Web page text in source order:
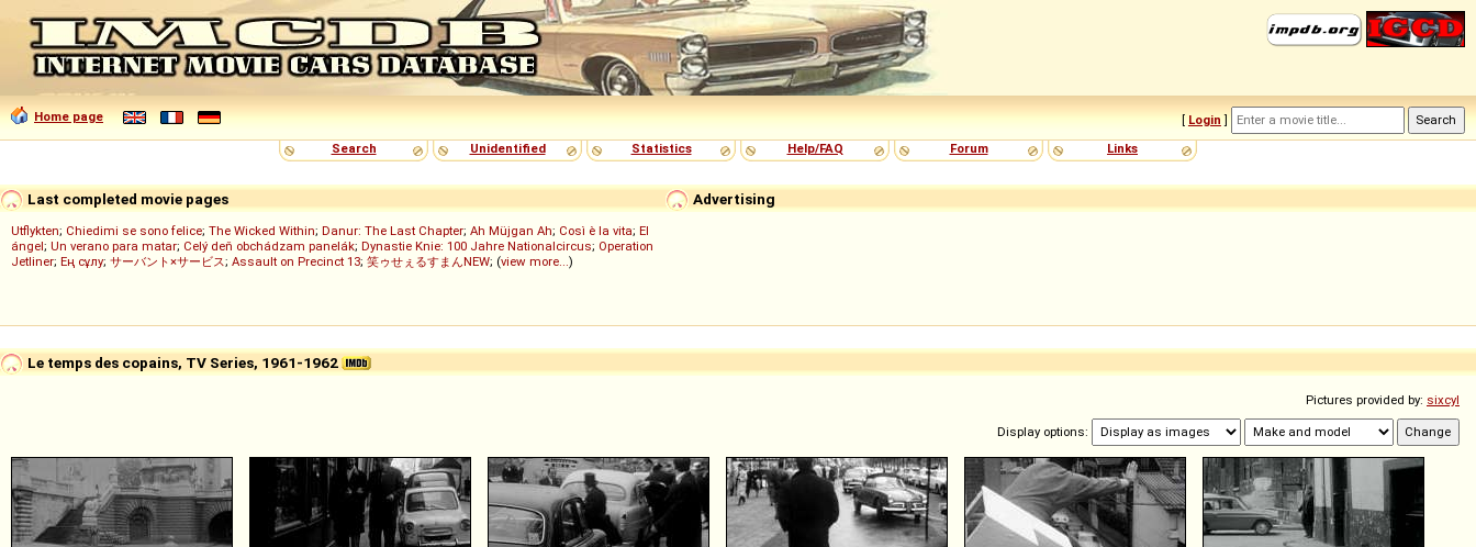
Home page [ Login ]
Search
Unidentified Statistics Help/FAQ Forum Links
Advertising
Last completed movie pages
Utflykten; Chiedimi se sono felice; The Wicked Within; Danur: The Last Chapter; Ah Müjgan Ah; Così è la vita; El
ángel; Un verano para matar; Celý deň obchádzam panelák; Dynastie Knie: 100 Jahre Nationalcircus; Operation
Jetliner; Ең сұлу; サーバント×サービス; Assault on Precinct 13; 笑ゥせぇるすまんNEW; (view more...)
Le temps des copains, TV Series, 1961-1962
Pictures provided by: sixcyl
Display options: